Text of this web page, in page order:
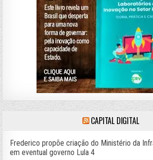
CAPITAL DIGITAL
Frederico propõe criação do Ministério da
em eventual governo Lula 4